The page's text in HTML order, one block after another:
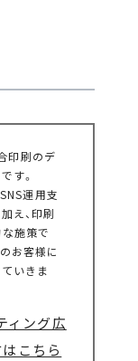
印刷のデ
す。
運用支
え、印刷
施策で
お客様に
いきま
ィング広
こちら